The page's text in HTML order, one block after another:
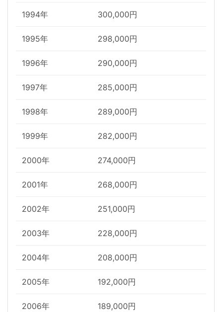
1994年 300,000円
1995年 298,000円
1996年 290,000円
1997年 285,000円
1998年 289,000円
1999年 282,000円
2000年 274,000円
2001年 268,000円
2002年 251,000円
2003年 228,000円
2004年 208,000円
2005年 192,000円
2006年 189,000円